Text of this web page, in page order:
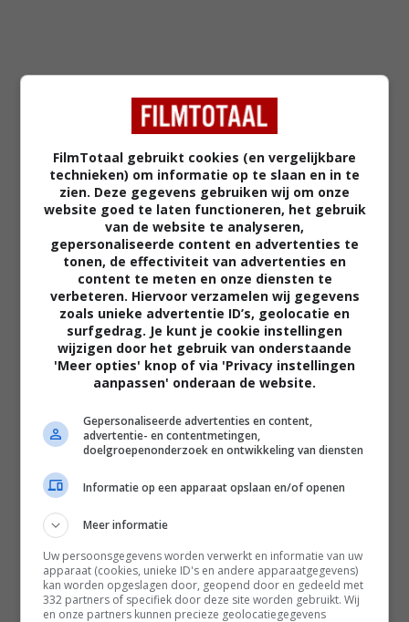
FEATURED
MEEST GELEZEN
Tijdens een bepaalde scène in 'The
Lord of the Rings' verraadt één
draad plotseling de complete
filmtruc
FEATURED
Zelfs de grote finale van 'The Lord
of the Rings' bevat honderden
fouten die bijna niemand tijdens het
FEATURED
Niet Tom Holland of Matt Damon
kassamagneet van 2026
FEATURED
Leonardo DiCaprio noemt de grote
filmrol die hij 30 jaar later nog altijd
betreurt
FEATURED
FilmTotaal gebruikt cookies (en vergelijkbare
technieken) om informatie op te slaan en in te
zien. Deze gegevens gebruiken wij om onze
website goed te laten functioneren, het gebruik
van de website te analyseren,
gepersonaliseerde content en advertenties te
tonen, de effectiviteit van advertenties en
content te meten en onze diensten te
verbeteren. Hiervoor verzamelen wij gegevens
zoals unieke advertentie ID’s, geolocatie en
surfgedrag. Je kunt je cookie instellingen
wijzigen door het gebruik van onderstaande
'Meer opties' knop of via 'Privacy instellingen
aanpassen' onderaan de website.
Gepersonaliseerde advertenties en content,
advertentie- en contentmetingen,
doelgroepenonderzoek en ontwikkeling van diensten
Informatie op een apparaat opslaan en/of openen
Meer informatie
Uw persoonsgegevens worden verwerkt en informatie van uw
apparaat (cookies, unieke ID's en andere apparaatgegevens)
kan worden opgeslagen door, geopend door en gedeeld met
332 partners of specifiek door deze site worden gebruikt. Wij
en onze partners kunnen precieze geolocatiegegevens